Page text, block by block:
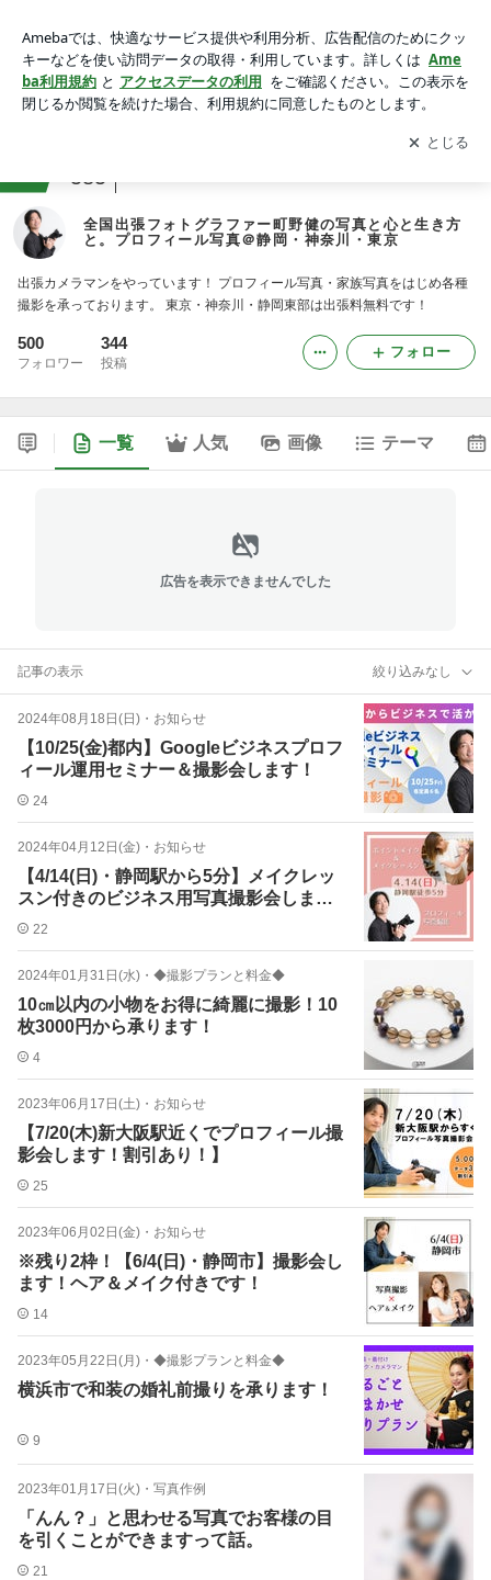
フィール写真＠静岡・神奈川・東京
アプリをダウンロードして ブログの更新通知
を受け取りまし
ょう。
開く
585
全国出張フォトグラファー町野健の写真と心と生き方
と。プロフィール写真＠静岡・神奈川・東京
出張カメラマンをやっています！ プロフィール写真・家族写真をはじめ各種
撮影を承っております。 東京・神奈川・静岡東部は出張料無料です！
500
フォロワー
344
投稿
フォロー
一覧 人気 画像 テーマ
広告を表示できませんでした
記事の表示 絞り込みなし
2024年08月18日(日) ・ お知らせ
【10/25(金)都内】Googleビジネスプロフ
ィール運用セミナー＆撮影会します！
24
2024年04月12日(金) ・ お知らせ
【4/14(日)・静岡駅から5分】メイクレッ
スン付きのビジネス用写真撮影会しま
す！
22
2024年01月31日(水) ・ ◆撮影プランと料金◆
10㎝以内の小物をお得に綺麗に撮影！10
枚3000円から承ります！
4
2023年06月17日(土) ・ お知らせ
【7/20(木)新大阪駅近くでプロフィール撮
影会します！割引あり！】
25
2023年06月02日(金) ・ お知らせ
※残り2枠！【6/4(日)・静岡市】撮影会し
ます！ヘア＆メイク付きです！
14
2023年05月22日(月) ・ ◆撮影プランと料金◆
横浜市で和装の婚礼前撮りを承ります！
9
2023年01月17日(火) ・ 写真作例
「んん？」と思わせる写真でお客様の目
を引くことができますって話。
21